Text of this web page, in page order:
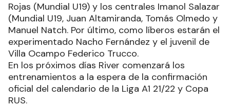
Rojas (Mundial U19) y los centrales Imanol Salazar
(Mundial U19, Juan Altamiranda, Tomás Olmedo y
Manuel Natch. Por último, como líberos estarán el
experimentado Nacho Fernández y el juvenil de
Villa Ocampo Federico Trucco.
En los próximos días River comenzará los
entrenamientos a la espera de la confirmación
oficial del calendario de la Liga A1 21/22 y Copa
RUS.